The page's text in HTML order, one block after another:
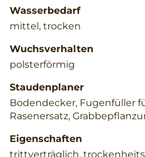
Wasserbedarf
mittel, trocken
Wuchsverhalten
polsterförmig
Staudenplaner
Bodendecker, Fugenfüller
Rasenersatz,
Eigenschaften
trittverträglich,